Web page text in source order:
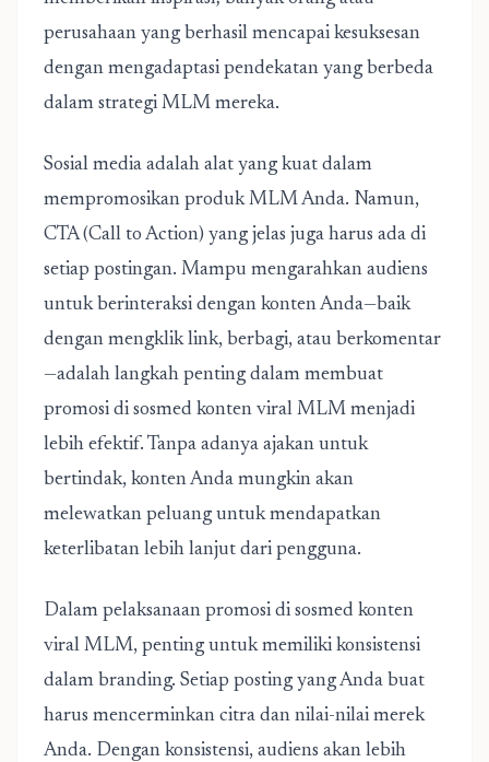
perusahaan yang berhasil mencapai kesuksesan
dengan mengadaptasi pendekatan yang berbeda
dalam strategi MLM mereka.
Sosial media adalah alat yang kuat dalam
mempromosikan produk MLM Anda. Namun,
CTA (Call to Action) yang jelas juga harus ada di
setiap postingan. Mampu mengarahkan audiens
untuk berinteraksi dengan konten Anda—baik
dengan mengklik link, berbagi, atau berkomentar
—adalah langkah penting dalam membuat
promosi di sosmed konten viral MLM menjadi
lebih efektif. Tanpa adanya ajakan untuk
bertindak, konten Anda mungkin akan
melewatkan peluang untuk mendapatkan
keterlibatan lebih lanjut dari pengguna.
Dalam pelaksanaan promosi di sosmed konten
viral MLM, penting untuk memiliki konsistensi
dalam branding. Setiap posting yang Anda buat
harus mencerminkan citra dan nilai-nilai merek
Anda. Dengan konsistensi, audiens akan lebih